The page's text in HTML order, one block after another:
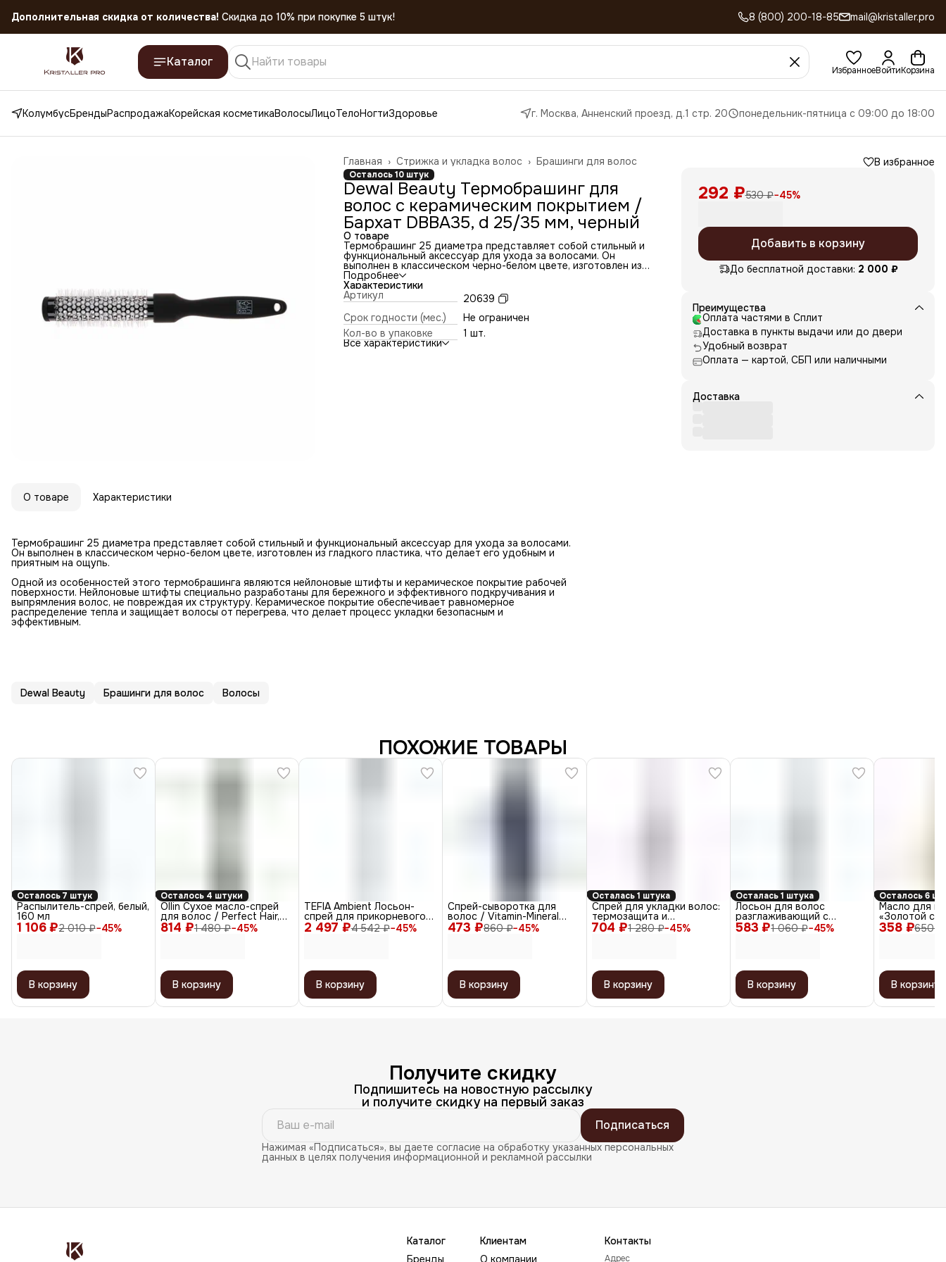
Дополнительная скидка от количества! Скидка до 10% при покупке 5 штук!
Скидка 45% на все товары до 31.07.2026
8 (800) 200-18-85 mail@kristaller.pro
Каталог
ИзбранноеВойтиКорзина
КолумбусБрендыРаспродажаКорейская косметикаВолосыЛицоТелоНогтиЗдоровье г. Москва, Анненский проезд, д.1 стр. 20 понедельник-пятница с 09:00 до 18:00
Брашинги для волос
Стрижка и укладка волос ›
Главная ›
Осталось 10 штук
Dewal Beauty Термобрашинг для
волос с керамическим покрытием /
Бархат DBBA35, d 25/35 мм, черный
О товаре
Термобрашинг 25 диаметра представляет собой стильный и
функциональный аксессуар для ухода за волосами. Он
выполнен в классическом черно-белом цвете, изготовлен из
гладкого пластика, что делает его удобным и приятным на
ощупь.
Одной из особенностей этого термобрашинга являются
нейлоновые штифты и керамическое покрытие рабочей
поверхности. Нейлоновые штифты специально разработаны
для бережного и эффективного подкручивания и
выпрямления волос, не повреждая их структуру.
Керамическое покрытие обеспечивает равномерное
Подробнее
Характеристики
Артикул
20639
Срок годности (мес.)
Не ограничен
Кол-во в упаковке
1 шт.
Все характеристики
В избранное
292 ₽530 ₽−45%
Добавить в корзину
До бесплатной доставки: 2 000 ₽
Преимущества
Оплата частями в Сплит
Доставка в пункты выдачи или до двери
Удобный возврат
Оплата — картой, СБП или наличными
Доставка
О товаре Характеристики
Термобрашинг 25 диаметра представляет собой стильный и функциональный аксессуар для ухода за волосами.
Он выполнен в классическом черно-белом цвете, изготовлен из гладкого пластика, что делает его удобным и
приятным на ощупь.
Одной из особенностей этого термобрашинга являются нейлоновые штифты и керамическое покрытие рабочей
поверхности. Нейлоновые штифты специально разработаны для бережного и эффективного подкручивания и
выпрямления волос, не повреждая их структуру. Керамическое покрытие обеспечивает равномерное
распределение тепла и защищает волосы от перегрева, что делает процесс укладки безопасным и
эффективным.
Dewal Beauty Брашинги для волос Волосы
ПОХОЖИЕ ТОВАРЫ
Осталось 7 штук
1 106 ₽2 010 ₽−45%
Распылитель-спрей, белый,
160 мл
В корзину
Осталось 4 штуки
814 ₽1 480 ₽−45%
Ollin Сухое масло-спрей
для волос / Perfect Hair,
200 мл
В корзину
2 497 ₽4 542 ₽−45%
TEFIA Ambient Лосьон-
спрей для прикорневого
объема и укладки волос /
Form Lotion-Spray for Root
В корзину
473 ₽860 ₽−45%
Спрей-сыворотка для
волос / Vitamin-Mineral
Isotonic Spray Sea Salt, 150
мл
В корзину
Осталась 1 штука
704 ₽1 280 ₽−45%
Спрей для укладки волос:
термозащита и
антистатик All-In-One
Styler, 150 мл
В корзину
Осталась 1 штука
583 ₽1 060 ₽−45%
Лосьон для волос
разглаживающий с
эффектом термозащиты
«Холодный Утюжок», 200
В корзину
Осталось 6
358 ₽650 ₽
Масло для
«Золотой
Gold Oil, 30
В корзину
Получите скидку
Подпишитесь на новостную рассылку
и получите скидку на первый заказ
Подписаться
Нажимая «Подписаться», вы даете согласие на обработку указанных персональных
данных в целях получения информационной и рекламной рассылки
Каталог
Бренды
Клиентам
О компании
Контакты
Адрес